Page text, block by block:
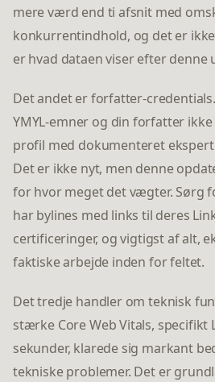
mere værd end ti afsnit med
konkurrentindhold, og det er
er hvad dataen viser efter denne
Det andet er forfatter-
YMYL-emner og din forfatter
profil med dokumenteret
Det er ikke nyt, men denne
for hvor meget det vægter. Sørg
har bylines med links til deres
certificeringer, og vigtigst af alt,
faktiske arbejde inden for feltet.
Det tredje handler om teknisk
stærke Core Web Vitals, specifikt
sekunder, klarede sig markant
tekniske problemer. Det er